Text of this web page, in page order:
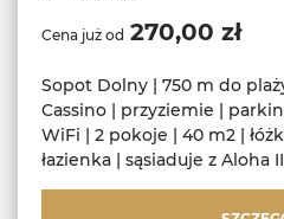
Cena już od 270,00 zł
Sopot Dolny | 750 m do
Cassino | przyziemie |
WiFi | 2 pokoje | 40 m2 |
łazienka | sąsiaduje z Aloha II